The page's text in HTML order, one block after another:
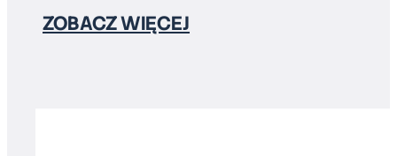
ZOBACZ WIĘCEJ